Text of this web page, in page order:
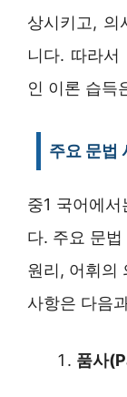
상시키고, 의
니다. 따라
인 이론 습득
주요 문법
중1 국어에
다. 주요 문
원리, 어휘의
사항은 다음
품사